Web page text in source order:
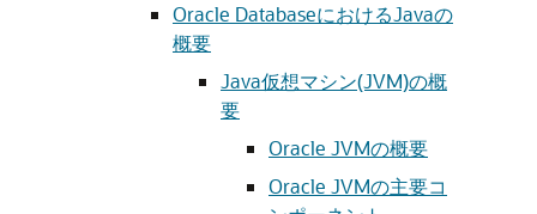
Oracle DatabaseにおけるJavaの
概要
Java仮想マシン(JVM)の概
要
Oracle JVMの概要
Oracle JVMの主要コ